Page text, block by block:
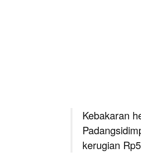
Kebakaran
kerugian